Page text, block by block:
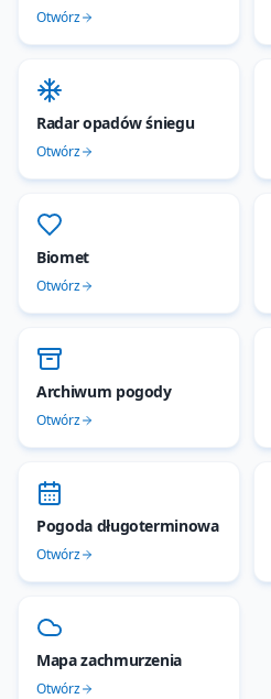
Otwórz
Radar opadów śniegu
Otwórz
Biomet
Otwórz
Archiwum pogody
Otwórz
Pogoda długoterminowa
Otwórz
Mapa zachmurzenia
Otwórz